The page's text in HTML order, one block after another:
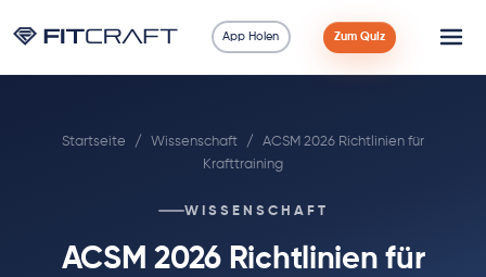
App Holen Zum Quiz
Ratgeber
90 Tage
Startseite / Wissenschaft /
ACSM 2026 Richtlinien für
Krafttraining
WISSENSCHAFT
ACSM 2026 Richtlinien für